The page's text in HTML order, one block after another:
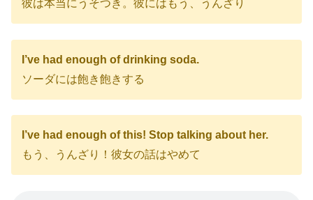
彼は本当にうそつき。彼にはもう、うんざり
I’ve had enough of drinking soda.
ソーダには飽き飽きする
I’ve had enough of this! Stop talking about her.
もう、うんざり！彼女の話はやめて